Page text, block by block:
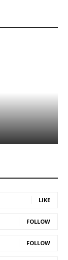
LIKE
FOLLOW
FOLLOW